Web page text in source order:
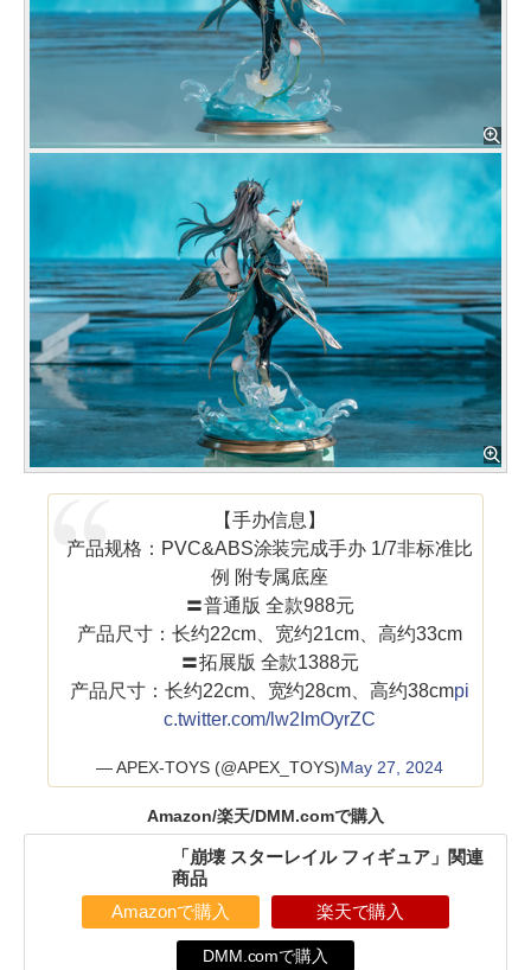
【手办信息】
产品规格：PVC&ABS涂装完成手办 1/7非标准比
例 附专属底座
〓普通版 全款988元
产品尺寸：长约22cm、宽约21cm、高约33cm
〓拓展版 全款1388元
产品尺寸：长约22cm、宽约28cm、高约38cmpi
c.twitter.com/lw2ImOyrZC
— APEX-TOYS (@APEX_TOYS)May 27, 2024
Amazon/楽天/DMM.comで購入
「崩壊 スターレイル フィギュア」関連
商品
Amazonで購入 楽天で購入
DMM.comで購入